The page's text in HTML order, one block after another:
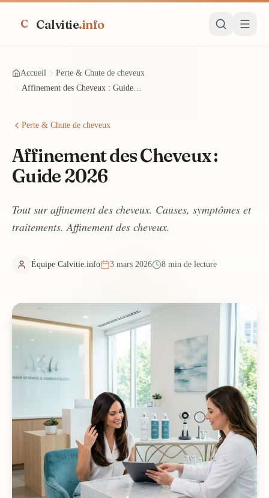
C Calvitie.info
Accueil
Perte & Chute de cheveux
Affinement des Cheveux : Guide 2026
Perte & Chute de cheveux
Affinement des Cheveux :
Guide 2026
Tout sur affinement des cheveux. Causes, symptômes et
traitements. Affinement des cheveux.
Équipe Calvitie.info 3 mars 2026 8 min de lecture